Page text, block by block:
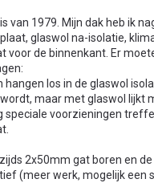
van 1979. Mijn dak heb ik
glaswol na-isolatie,
voor de binnenkant. Er
hangen los in de glaswol
maar met glaswol lijkt
speciale voorzieningen
2x50mm gat boren en
(meer werk, mogelijk een